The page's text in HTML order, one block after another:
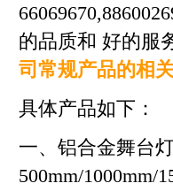
的品质和 好的服
司常规产品的相
具体产品如下：
一、铝合金舞台
500mm/1000mm/